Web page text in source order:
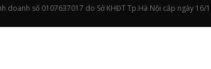
doanh số 0107637017 do Sở KHĐT Tp.Hà Nội cấp ngày 16/